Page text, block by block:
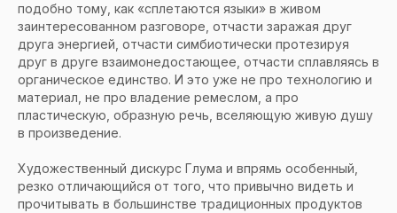
подобно тому, как «сплетаются языки» в живом
заинтересованном разговоре, отчасти заражая друг
друга энергией, отчасти симбиотически протезируя
друг в друге взаимонедостающее, отчасти сплавляясь в
органическое единство. И это уже не про технологию и
материал, не про владение ремеслом, а про
пластическую, образную речь, вселяющую живую душу
в произведение.
Художественный дискурс Глума и впрямь особенный,
резко отличающийся от того, что привычно видеть и
прочитывать в большинстве традиционных продуктов